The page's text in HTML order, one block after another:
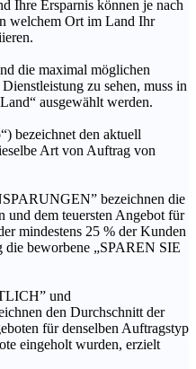
Ihre Ersparnis können je nach
welchem Ort im Land Ihr
die maximal möglichen
zu sehen, muss in
ausgewählt werden.
bezeichnet den aktuell
Art von Auftrag von
bezeichnen die
und dem teuersten Angebot für
mindestens 25 % der Kunden
beworbene „SPAREN SIE
und
den Durchschnitt der
für denselben Auftragstyp
eingeholt wurden, erzielt